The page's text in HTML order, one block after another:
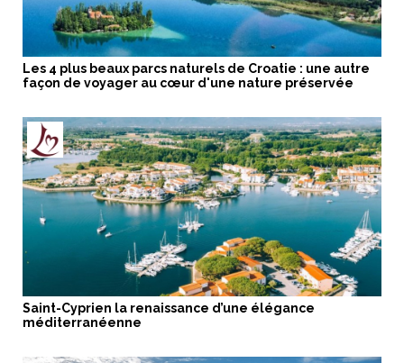
Les 4 plus beaux parcs naturels de Croatie : une autre
façon de voyager au cœur d'une nature préservée
Saint-Cyprien la renaissance d’une élégance
méditerranéenne